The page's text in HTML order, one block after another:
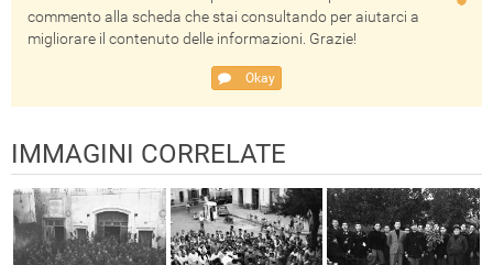
commento alla scheda che stai consultando per aiutarci a
migliorare il contenuto delle informazioni. Grazie!
Okay
IMMAGINI CORRELATE